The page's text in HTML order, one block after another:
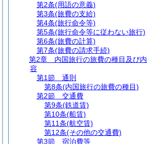
第2条(用語の意義)
第3条(旅費の支給)
第4条(旅行命令等)
第5条(旅行命令等に従わない旅行)
第6条(旅費の計算)
第7条(旅費の請求手続)
第2章
内国旅行の旅費の種目及び内
容
第1節
通則
第8条(内国旅行の旅費の種目)
第2節
交通費
第9条(鉄道賃)
第10条(船賃)
第11条(航空賃)
第12条(その他の交通費)
第3節
宿泊費等